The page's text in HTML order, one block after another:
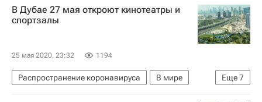
В Дубае 27 мая откроют кинотеатры и
спортзалы
25 мая 2020, 23:32 1194
Еще7
Распространение коронавируса
В мире
Дубай (город)
ОАЭ
Дубай (эмират)